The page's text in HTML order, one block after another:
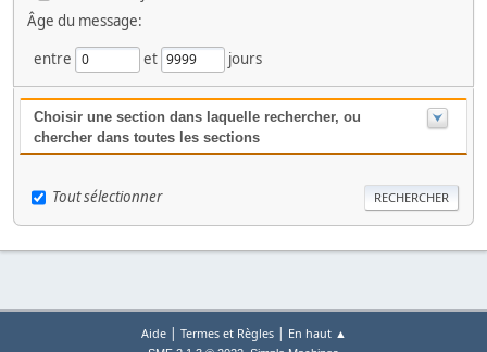
Âge du message:
entre
et jours
Choisir une section dans laquelle rechercher, ou
chercher dans toutes les sections
Tout sélectionner
Aide| Termes et Règles| En haut ▲